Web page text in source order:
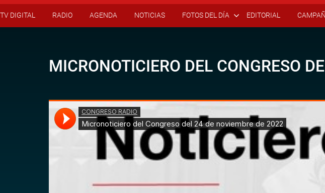
TV DIGITAL RADIO AGENDA NOTICIAS FOTOS DEL DÍA EDITORIAL
MICRONOTICIERO DEL CONGRESO